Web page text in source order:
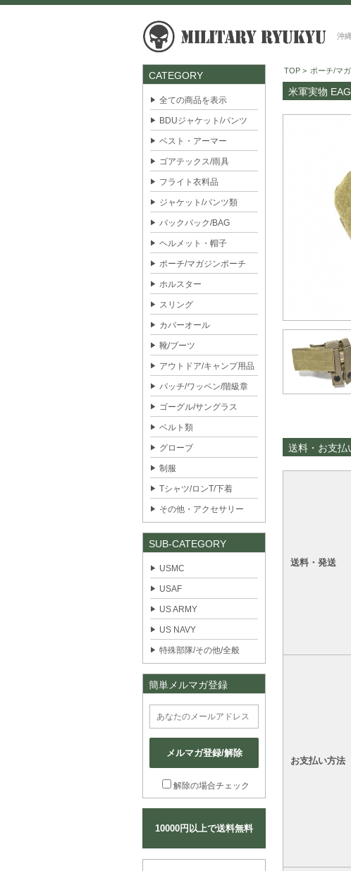
沖
CATEGORY
全ての商品を表示
BDUジャケット/パンツ
ベスト・アーマー
ゴアテックス/雨具
フライト衣料品
ジャケット/パンツ類
バックパック/BAG
ヘルメット・帽子
ポーチ/マガジンポーチ
ホルスター
スリング
カバーオール
靴/ブーツ
アウトドア/キャンプ用品
パッチ/ワッペン/階級章
ゴーグル/サングラス
ベルト類
グローブ
制服
Tシャツ/ロンT/下着
その他・アクセサリー
SUB-CATEGORY
USMC
USAF
US ARMY
US NAVY
特殊部隊/その他/全般
簡単メルマガ登録
メルマガ登録/解除
解除の場合チェック
10000円以上で送料無料
TOP > ポーチ/マ
米軍実物
送料・お支払
送料・発送
お支払い方法